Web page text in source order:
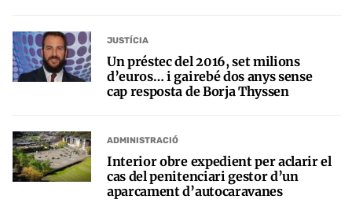
JUSTÍCIA
Un préstec del 2016, set milions
d’euros… i gairebé dos anys sense
cap resposta de Borja Thyssen
ADMINISTRACIÓ
Interior obre expedient per aclarir el
cas del penitenciari gestor d’un
aparcament d’autocaravanes